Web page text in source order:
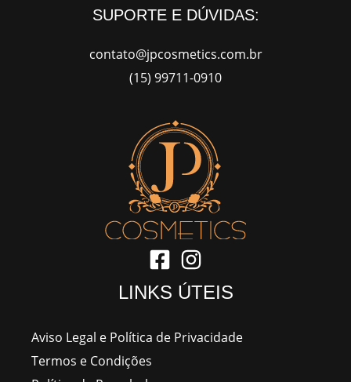
SUPORTE E DÚVIDAS:
contato@jpcosmetics.com.br
(15) 99711-0910
LINKS ÚTEIS
Aviso Legal e Política de Privacidade
Termos e Condições